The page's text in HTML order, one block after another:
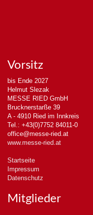
Vorsitz
bis Ende 2027
Helmut Slezak
MESSE RIED GmbH
Brucknerstarße 39
A - 4910 Ried im Innkreis
Tel.: +43(0)7752 84011-0
office@messe-ried.at
www.messe-ried.at
Startseite
Impressum
Datenschutz
Mitglieder